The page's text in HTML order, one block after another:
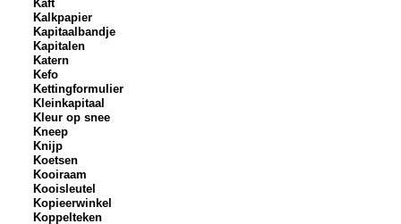
Kaft
Kalkpapier
Kapitaalbandje
Kapitalen
Katern
Kefo
Kettingformulier
Kleinkapitaal
Kleur op snee
Kneep
Knijp
Koetsen
Kooiraam
Kooisleutel
Kopieerwinkel
Koppelteken